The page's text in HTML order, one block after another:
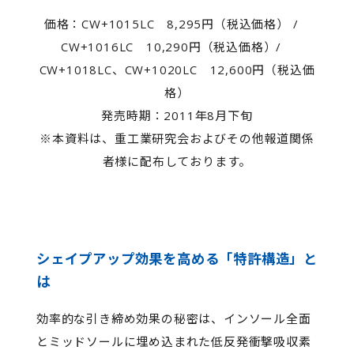
価格：CW+1015LC 8,295円（税込価格） /
CW+1016LC 10,290円（税込価格）/
CW+1018LC、CW+1020LC 12,600円（税込価
格）
発売時期：2011年8月下旬
※本資料は、重工業研究会およびその他報道関係
者様に配布しております。
シェイプアップ効果を高める「特許構造」と
は
効率的な引き締め効果の秘密は、インソール全面
とミッドソールに埋め込まれた低反発衝撃吸収素